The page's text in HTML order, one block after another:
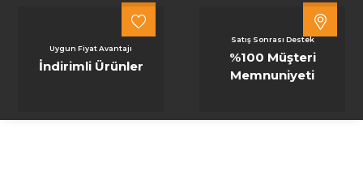
Uygun Fiyat Avantajı
İndirimli Ürünler
Satış Sonrası Destek
%100 Müşteri
Memnuniyeti